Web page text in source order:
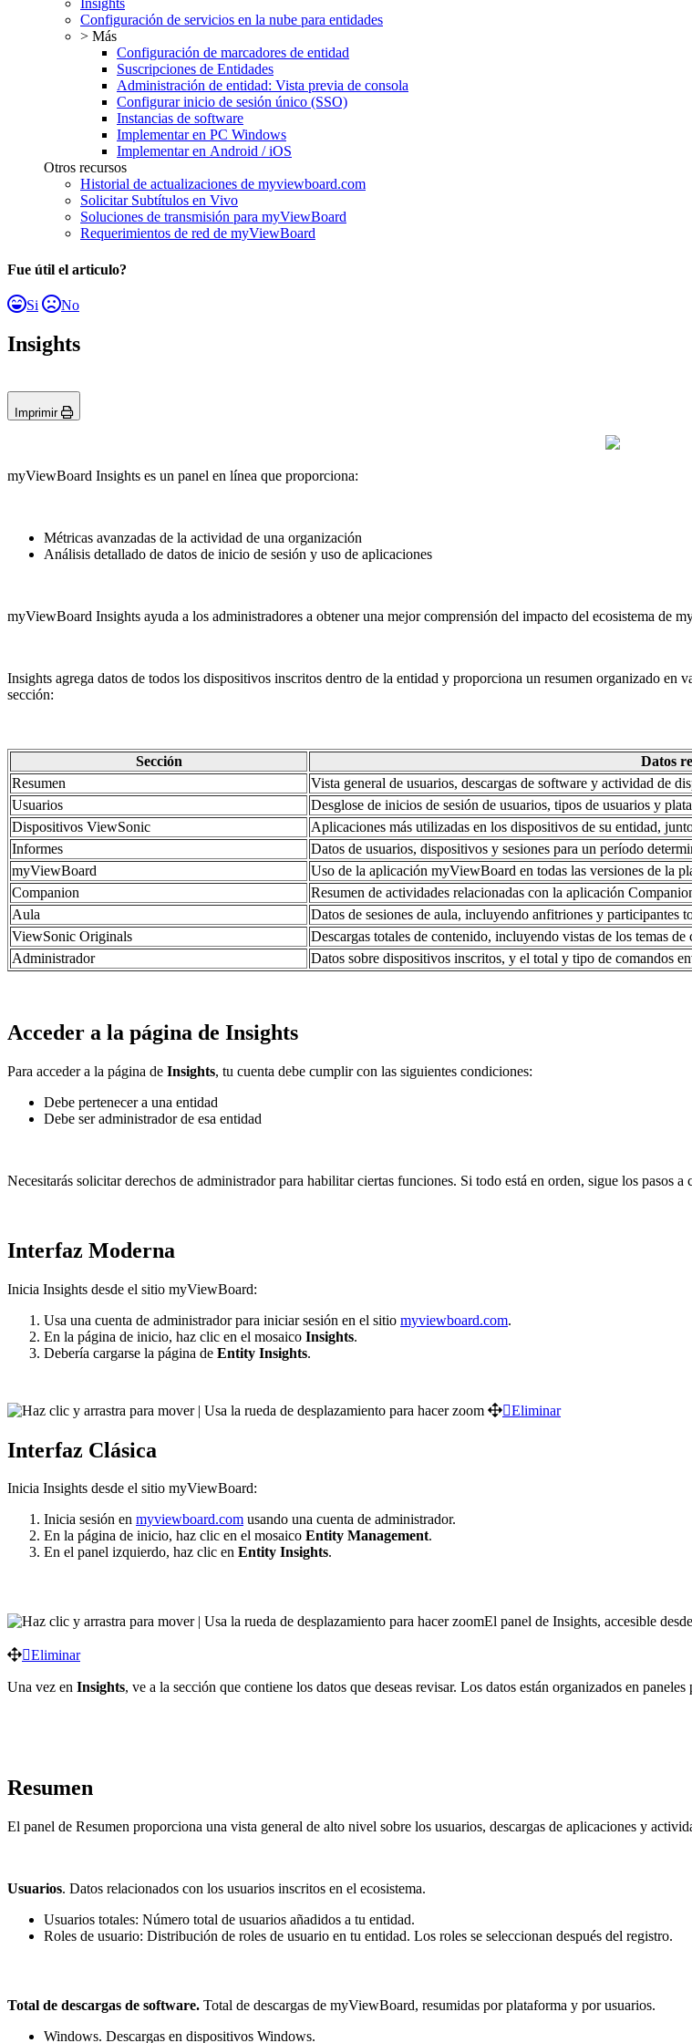
Insights
Configuración de servicios en la nube para entidades
> Más
Configuración de marcadores de entidad
Suscripciones de Entidades
Administración de entidad: Vista previa de consola
Configurar inicio de sesión único (SSO)
Instancias de software
Implementar en PC Windows
Implementar en Android / iOS
Otros recursos
Historial de actualizaciones de myviewboard.com
Solicitar Subtítulos en Vivo
Soluciones de transmisión para myViewBoard
Requerimientos de red de myViewBoard
Fue útil el articulo?
Si No
Insights
Imprimir
myViewBoard Insights es un panel en línea que proporciona:
Métricas avanzadas de la actividad de una organización
Análisis detallado de datos de inicio de sesión y uso de aplicaciones
myViewBoard Insights ayuda a los administradores a obtener una mejor comprensión del impacto del ecosistema de
Insights agrega datos de todos los dispositivos inscritos dentro de la entidad y proporciona un resumen organizado en
sección:
Sección
Datos
Resumen
Vista general de usuarios, descargas de software y actividad de
Usuarios
Desglose de inicios de sesión de usuarios, tipos de usuarios y
Dispositivos ViewSonic
Aplicaciones más utilizadas en los dispositivos de su entidad,
Informes
Datos de usuarios, dispositivos y sesiones para un período
myViewBoard
Uso de la aplicación myViewBoard en todas las versiones de la
Companion
Resumen de actividades relacionadas con la aplicación
Aula
Datos de sesiones de aula, incluyendo anfitriones y participantes
ViewSonic Originals
Descargas totales de contenido, incluyendo vistas de los temas
Administrador
Datos sobre dispositivos inscritos, y el total y tipo de comandos
Acceder a la página de Insights
Para acceder a la página de Insights, tu cuenta debe cumplir con las siguientes condiciones:
Debe pertenecer a una entidad
Debe ser administrador de esa entidad
Necesitarás solicitar derechos de administrador para habilitar ciertas funciones. Si todo está en orden, sigue los pasos a
Interfaz Moderna
Inicia Insights desde el sitio myViewBoard:
Usa una cuenta de administrador para iniciar sesión en el sitio myviewboard.com.
En la página de inicio, haz clic en el mosaico Insights.
Debería cargarse la página de Entity Insights.
Eliminar
Interfaz Clásica
Inicia Insights desde el sitio myViewBoard:
Inicia sesión en myviewboard.com usando una cuenta de administrador.
En la página de inicio, haz clic en el mosaico Entity Management.
En el panel izquierdo, haz clic en Entity Insights.
El panel de Insights, accesible
Eliminar
Una vez en Insights, ve a la sección que contiene los datos que deseas revisar. Los datos están organizados en
Resumen
El panel de Resumen proporciona una vista general de alto nivel sobre los usuarios, descargas de aplicaciones y
Usuarios. Datos relacionados con los usuarios inscritos en el ecosistema.
Usuarios totales: Número total de usuarios añadidos a tu entidad.
Roles de usuario: Distribución de roles de usuario en tu entidad. Los roles se seleccionan después del registro.
Total de descargas de software. Total de descargas de myViewBoard, resumidas por plataforma y por usuarios.
Windows. Descargas en dispositivos Windows.